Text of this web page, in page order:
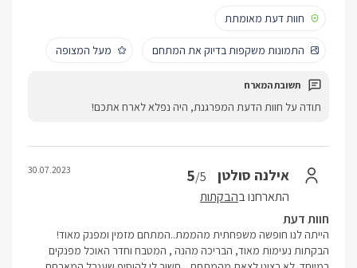
חוות דעת מאומתת
התמונות משקפות בדיוק את המתחם מעל המצופה
תודה על חוות הדעת המפרגנת, היה נפלא לארח אתכם!
אילנה סולטן 5/5
התארחנו בהבקתות
30.07.2023
חוות דעת
הייתה לנו חופשה משפחתית מהממת..המתחם מזמין ומפנק מאוד!
הבקתות נעימות מאוד, הבריכה מהנה , המטבח וחדר האוכל מפנקים